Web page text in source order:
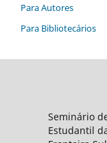
Para Autores
Para Bibliotecários
Seminário
Estudantil